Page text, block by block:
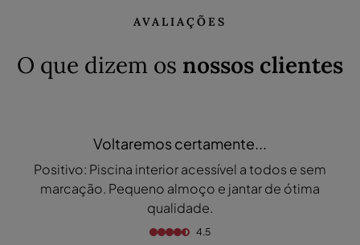
AVALIAÇÕES
O que dizem os nossos clientes
Voltaremos certamente...
Positivo: Piscina interior acessível a todos e sem
marcação. Pequeno almoço e jantar de ótima
qualidade.
4.5